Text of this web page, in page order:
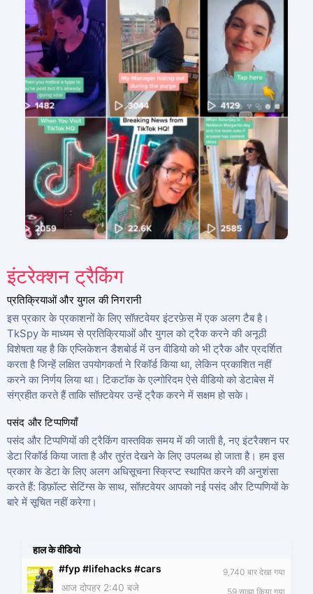
इंटरेक्शन ट्रैकिंग
प्रतिक्रियाओं और युगल की निगरानी
इस प्रकार के प्रकाशनों के लिए सॉफ़्टवेयर इंटरफ़ेस में एक अलग टैब है।
TkSpy के माध्यम से प्रतिक्रियाओं और युगल को ट्रैक करने की अनूठी
विशेषता यह है कि एप्लिकेशन डैशबोर्ड में उन वीडियो को भी ट्रैक और प्रदर्शित
करता है जिन्हें लक्षित उपयोगकर्ता ने रिकॉर्ड किया था, लेकिन प्रकाशित नहीं
करने का निर्णय लिया था। टिकटॉक के एल्गोरिदम ऐसे वीडियो को डेटाबेस में
संग्रहीत करते हैं ताकि सॉफ़्टवेयर उन्हें ट्रैक करने में सक्षम हो सके।
पसंद और टिप्पणियाँ
पसंद और टिप्पणियों की ट्रैकिंग वास्तविक समय में की जाती है, नए इंटरैक्शन पर
डेटा रिकॉर्ड किया जाता है और तुरंत देखने के लिए उपलब्ध हो जाता है। हम इस
प्रकार के डेटा के लिए अलग अधिसूचना स्क्रिप्ट स्थापित करने की अनुशंसा
करते हैं: डिफ़ॉल्ट सेटिंग्स के साथ, सॉफ़्टवेयर आपको नई पसंद और टिप्पणियों के
बारे में सूचित नहीं करेगा।
हाल के वीडियो
#fyp #lifehacks #cars
9,740 बार देखा गया
59 साझा किया गया
आज दोपहर 2:40 बजे